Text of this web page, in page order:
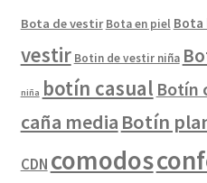
Bota de vestir Bota en piel Bota
vestir Botin de vestir niña
niña botín casual Botín
caña media Botín
CDN comodos